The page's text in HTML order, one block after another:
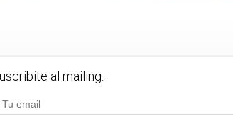
al mailing.